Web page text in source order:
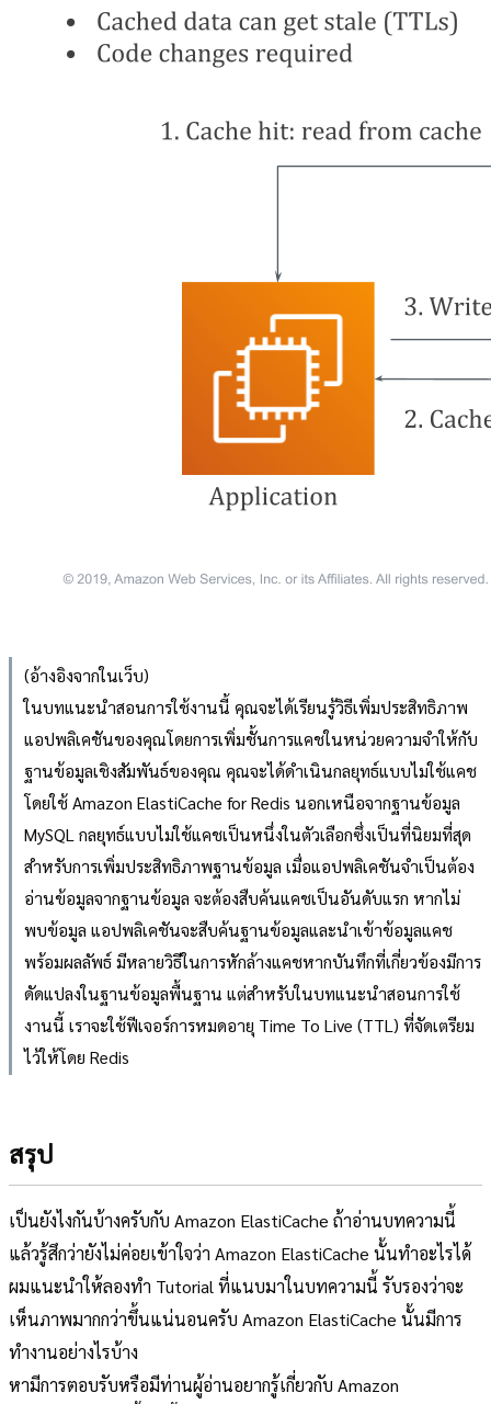
(อ้างอิงจากในเว็บ)
ในบทแนะนำสอนการใช้งานนี้ คุณจะได้เรียนรู้วิธีเพิ่มประสิทธิภาพ
แอปพลิเคชันของคุณโดยการเพิ่มชั้นการแคชในหน่วยความจำให้กับ
ฐานข้อมูลเชิงสัมพันธ์ของคุณ คุณจะได้ดำเนินกลยุทธ์แบบไม่ใช้แคช
โดยใช้ Amazon ElastiCache for Redis นอกเหนือจากฐานข้อมูล
MySQL กลยุทธ์แบบไม่ใช้แคชเป็นหนึ่งในตัวเลือกซึ่งเป็นที่นิยมที่สุด
สำหรับการเพิ่มประสิทธิภาพฐานข้อมูล เมื่อแอปพลิเคชันจำเป็นต้อง
อ่านข้อมูลจากฐานข้อมูล จะต้องสืบค้นแคชเป็นอันดับแรก หากไม่
พบข้อมูล แอปพลิเคชันจะสืบค้นฐานข้อมูลและนำเข้าข้อมูลแคช
พร้อมผลลัพธ์ มีหลายวิธีในการหักล้างแคชหากบันทึกที่เกี่ยวข้องมีการ
ดัดแปลงในฐานข้อมูลพื้นฐาน แต่สำหรับในบทแนะนำสอนการใช้
งานนี้ เราจะใช้ฟีเจอร์การหมดอายุ Time To Live (TTL) ที่จัดเตรียม
ไว้ให้โดย Redis
สรุป
เป็นยังไงกันบ้างครับกับ Amazon ElastiCache ถ้าอ่านบทความนี้
แล้วรู้สึกว่ายังไม่ค่อยเข้าใจว่า Amazon ElastiCache นั้นทำอะไรได้
ผมแนะนำให้ลองทำ Tutorial ที่แนบมาในบทความนี้ รับรองว่าจะ
เห็นภาพมากกว่าขึ้นแน่นอนครับ Amazon ElastiCache นั้นมีการ
ทำงานอย่างไรบ้าง
หามีการตอบรับหรือมีท่านผู้อ่านอยากรู้เกี่ยวกับ Amazon